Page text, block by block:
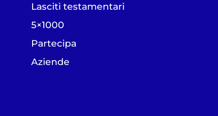
Lasciti testamentari
5×1000
Partecipa
Aziende